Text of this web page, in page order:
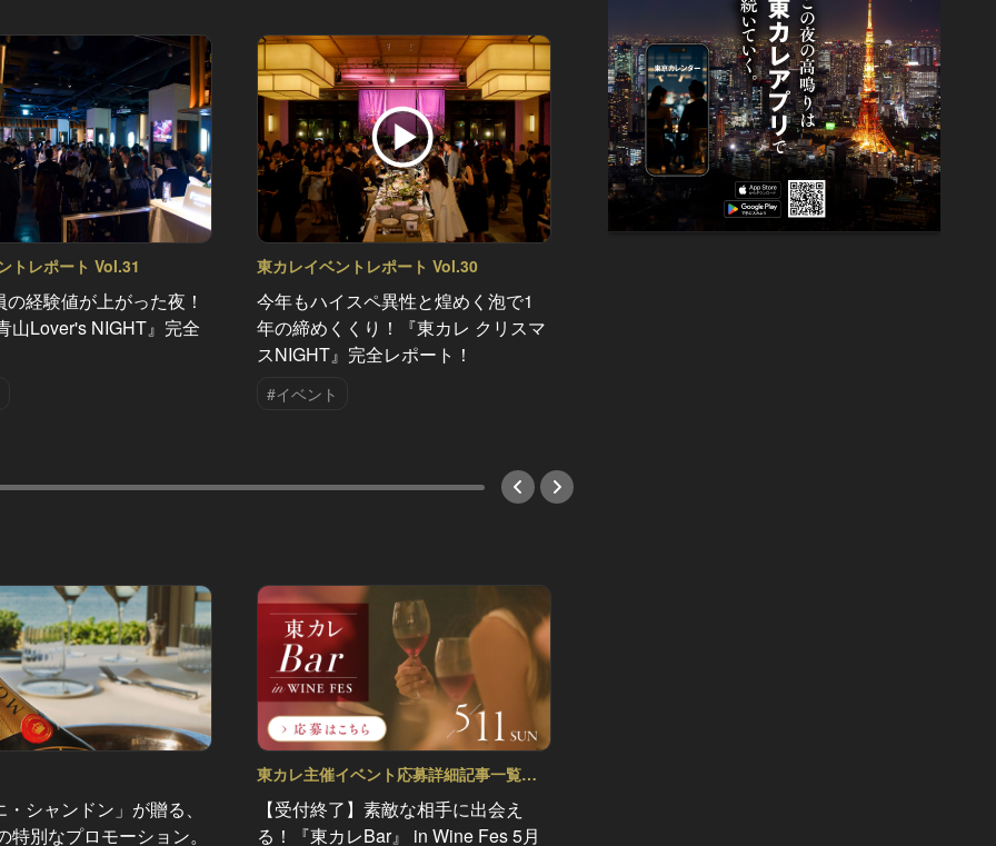
トレポート Vol.31
経験値が上がった夜！
山Lover's NIGHT』完全
東カレイベントレポート Vol.30
今年もハイスペ異性と煌めく泡で1
年の締めくくり！『東カレ クリスマ
スNIGHT』完全レポート！
#イベント
シャンドン」が贈る、
特別なプロモーション。
東カレ主催イベント応募詳細記事一覧
Vol.40
【受付終了】素敵な相手に出会え
る！『東カレBar』 in Wine Fes 5月